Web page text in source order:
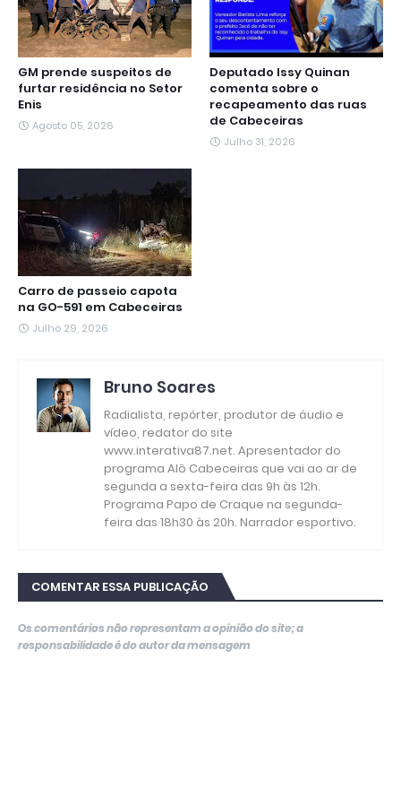
GM prende suspeitos de
furtar residência no Setor
Enis
Agosto 05, 2026
Deputado Issy Quinan
comenta sobre o
recapeamento das ruas
de Cabeceiras
Julho 31, 2026
Carro de passeio capota
na GO-591 em Cabeceiras
Julho 29, 2026
Bruno Soares
Radialista, repórter, produtor de áudio e
vídeo, redator do site
www.interativa87.net. Apresentador do
programa Alô Cabeceiras que vai ao ar de
segunda a sexta-feira das 9h às 12h.
Programa Papo de Craque na segunda-
feira das 18h30 às 20h. Narrador esportivo.
COMENTAR ESSA PUBLICAÇÃO
Os comentários não representam a opinião do site; a
responsabilidade é do autor da mensagem